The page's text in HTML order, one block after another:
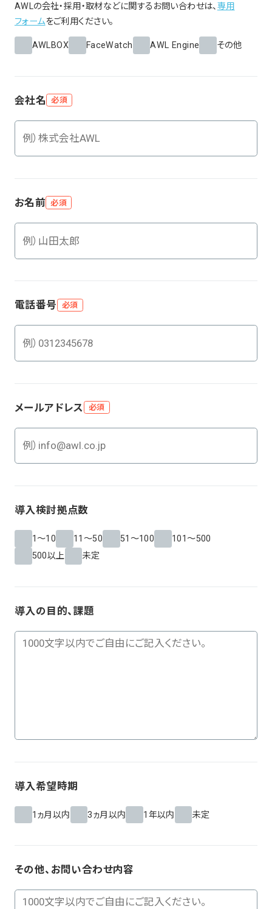
AWLの会社・採用・取材などに関するお問い合わせは、専用
フォームをご利用ください。
AWLBOX FaceWatch AWL Engine その他
会社名 必須
お名前 必須
電話番号 必須
メールアドレス 必須
導入検討拠点数
1～10 11～50 51～100
101～500
500以上
未定
導入の目的、課題
導入希望時期
1ヵ月以内 3ヵ月以内 1年以内 未定
その他、お問い合わせ内容